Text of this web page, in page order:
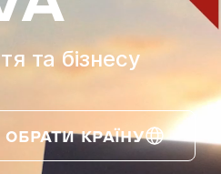
та бізнесу
ОБРАТИ КРАЇНУ